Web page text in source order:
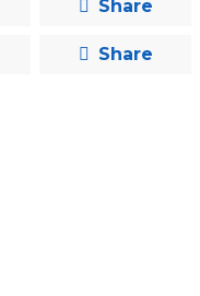
Share
Share